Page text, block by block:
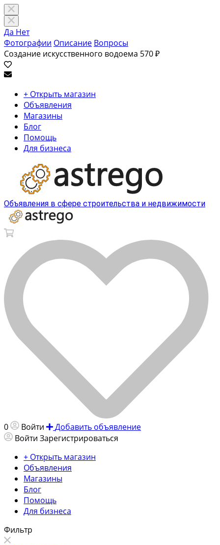
Да Нет
Фотографии Описание Вопросы
Создание искусственного водоема 570 ₽
+ Открыть магазин
Объявления
Магазины
Блог
Помощь
Для бизнеса
Объявления в сфере строительства и недвижимости
0 Войти
Добавить объявление
Войти Зарегистрироваться
+ Открыть магазин
Объявления
Магазины
Блог
Помощь
Для бизнеса
Фильтр